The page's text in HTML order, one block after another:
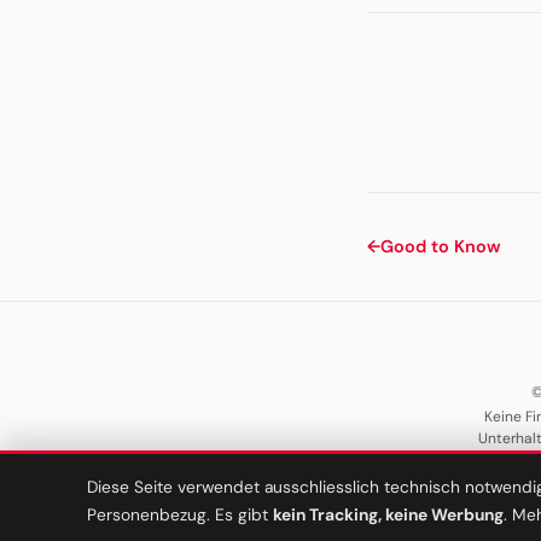
←Good to Know
Keine
Diese Seite verwendet ausschliesslich technisch
Personenbezug. Es gibt kein Tracking, keine Werbung.